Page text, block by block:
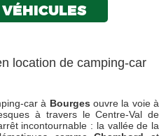
VÉHICULES
location de camping-car
car à Bourges ouvre la voie à
à travers le Centre-Val de
incontournable : la vallée de la